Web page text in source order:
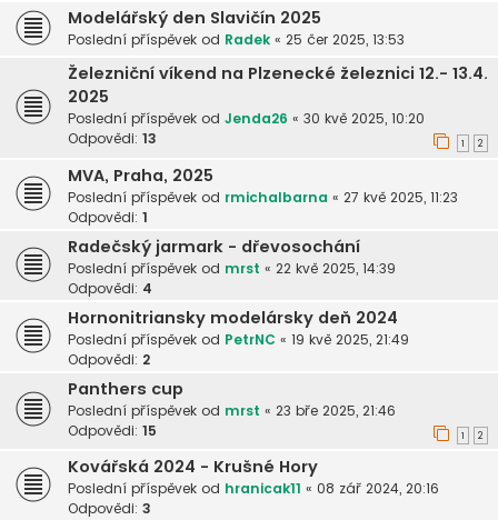
Modelářský den Slavičín 2025
Poslední příspěvek od Radek « 25 čer 2025, 13:53
Železniční víkend na Plzenecké železnici 12.- 13.4.
2025
Poslední příspěvek od Jenda26 « 30 kvě 2025, 10:20
Odpovědi: 13 1 2
MVA, Praha, 2025
Poslední příspěvek od rmichalbarna « 27 kvě 2025, 11:23
Odpovědi: 1
Radečský jarmark - dřevosochání
Poslední příspěvek od mrst « 22 kvě 2025, 14:39
Odpovědi: 4
Hornonitriansky modelársky deň 2024
Poslední příspěvek od PetrNC « 19 kvě 2025, 21:49
Odpovědi: 2
Panthers cup
Poslední příspěvek od mrst « 23 bře 2025, 21:46
Odpovědi: 15 1 2
Kovářská 2024 - Krušné Hory
Poslední příspěvek od hranicak11 « 08 zář 2024, 20:16
Odpovědi: 3